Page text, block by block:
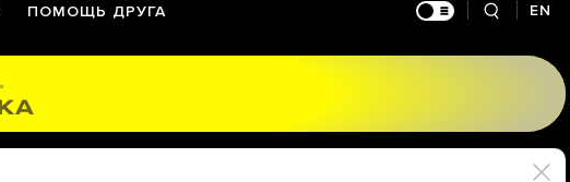
ПОМОЩЬ ДРУГА EN